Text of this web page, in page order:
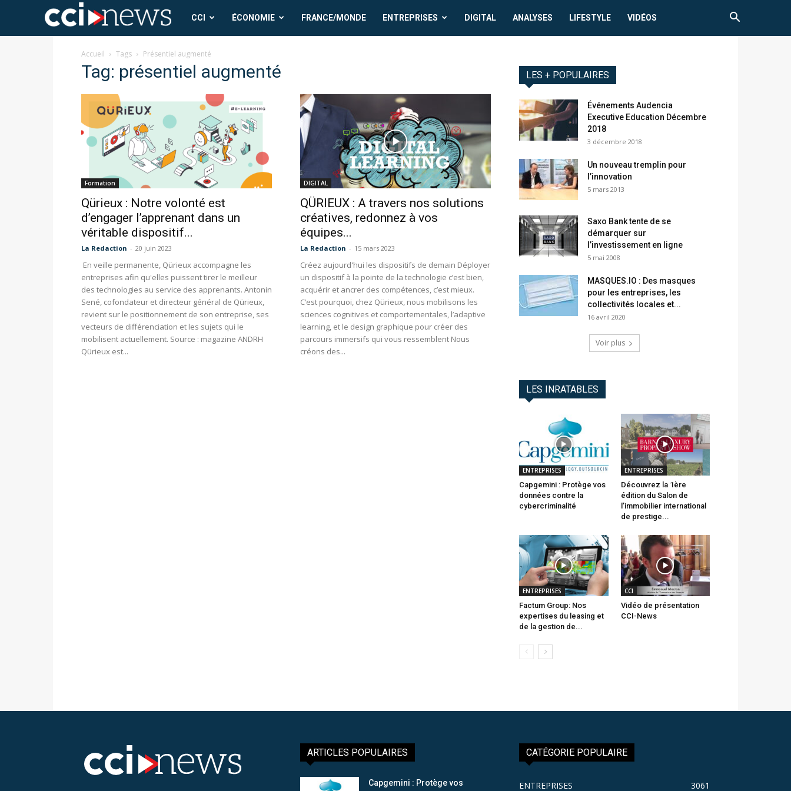
CCI
News
CCI ÉCONOMIE FRANCE/MONDE ENTREPRISES DIGITAL ANALYSES LIFESTYLE VIDÉOS
Accueil Tags Présentiel augmenté
Tag: présentiel augmenté
Formation
Qürieux : Notre volonté est
d’engager l’apprenant dans un
véritable dispositif...
La Redaction - 20 juin 2023
En veille permanente, Qürieux accompagne les
entreprises afin qu'elles puissent tirer le meilleur
des technologies au service des apprenants. Antonin
Sené, cofondateur et directeur général de Qürieux,
revient sur le positionnement de son entreprise, ses
vecteurs de différenciation et les sujets qui le
mobilisent actuellement. Source : magazine ANDRH
Qürieux est...
DIGITAL
QÜRIEUX : A travers nos solutions
créatives, redonnez à vos
équipes...
La Redaction - 15 mars 2023
Créez aujourd'hui les dispositifs de demain Déployer
un dispositif à la pointe de la technologie c’est bien,
acquérir et ancrer des compétences, c’est mieux.
C’est pourquoi, chez Qürieux, nous mobilisons les
sciences cognitives et comportementales, l’adaptive
learning, et le design graphique pour créer des
parcours immersifs qui vous ressemblent Nous
créons des...
LES + POPULAIRES
Événements Audencia
Executive Education Décembre
2018
3 décembre 2018
Un nouveau tremplin pour
l’innovation
5 mars 2013
Saxo Bank tente de se
démarquer sur
l’investissement en ligne
5 mai 2008
MASQUES.IO : Des masques
pour les entreprises, les
collectivités locales et...
16 avril 2020
Voir plus
LES INRATABLES
ENTREPRISES
Capgemini : Protège vos
données contre la
cybercriminalité
ENTREPRISES
Découvrez la 1ère
édition du Salon de
l’immobilier international
de prestige...
ENTREPRISES
Factum Group: Nos
expertises du leasing et
de la gestion de...
CCI
Vidéo de présentation
CCI-News
ARTICLES POPULAIRES
Capgemini : Protège vos
CATÉGORIE POPULAIRE
ENTREPRISES 3061